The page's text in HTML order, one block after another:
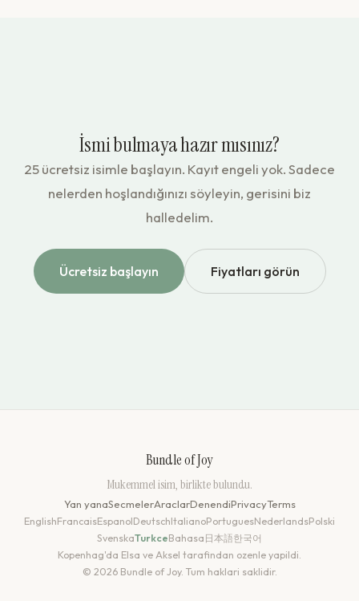
İsmi bulmaya hazır mısınız?
25 ücretsiz isimle başlayın. Kayıt engeli yok. Sadece
nelerden hoşlandığınızı söyleyin, gerisini biz
halledelim.
Ücretsiz başlayın Fiyatları görün
Bundle of Joy
Mukemmel isim, birlikte bulundu.
Yan yanaSecmelerAraclarDenendiPrivacyTerms
EnglishFrancaisEspanolDeutschItalianoPortuguesNederlandsPolski
SvenskaTurkceBahasa 日本語한국어
Kopenhag'da Elsa ve Aksel tarafindan ozenle yapildi.
© 2026 Bundle of Joy. Tum haklari saklidir.